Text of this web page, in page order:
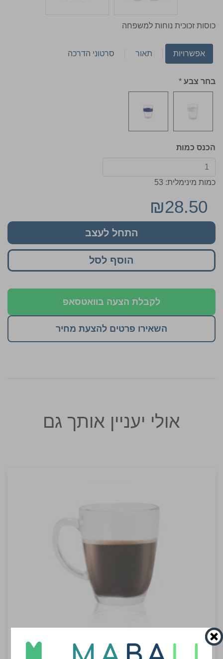
כוסות זכוכית נוחות למשפחה
אפשרויות תאור סרטוני הדרכה
בחר צבע *
הכנס כמות
כמות מינימלית: 53
₪28.50
התחל לעצב
הוסף לסל
לקבלת הצעה בוואטסאפ
השאירו פרטים להצעת מחיר
אולי יעניין אותך גם
מישל - ספל זכוכית